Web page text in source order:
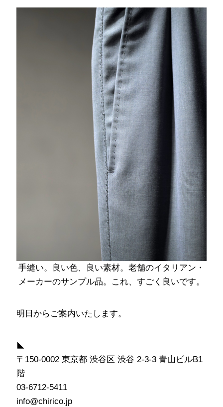
手縫い。良い色、良い素材。老舗のイタリアン・
メーカーのサンプル品。これ、すごく良いです。
明日からご案内いたします。
◣
〒150-0002 東京都 渋谷区 渋谷 2-3-3 青山ビルB1
階
03-6712-5411
info@chirico.jp